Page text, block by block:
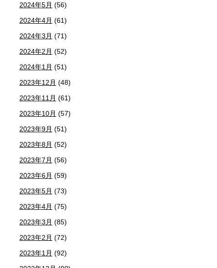
2024年5月 (56)
2024年4月 (61)
2024年3月 (71)
2024年2月 (52)
2024年1月 (51)
2023年12月 (48)
2023年11月 (61)
2023年10月 (57)
2023年9月 (51)
2023年8月 (52)
2023年7月 (56)
2023年6月 (59)
2023年5月 (73)
2023年4月 (75)
2023年3月 (85)
2023年2月 (72)
2023年1月 (92)